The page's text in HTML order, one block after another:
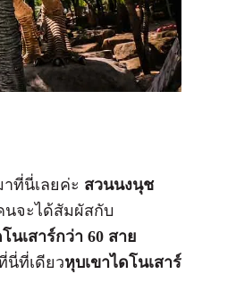
ที่นี่เลยค่ะ สวนนงนุช
นจะได้สัมผัสกับ
นเสาร์กว่า 60 สาย
นี่ที่เดียวหุบเขาไดโนเสาร์